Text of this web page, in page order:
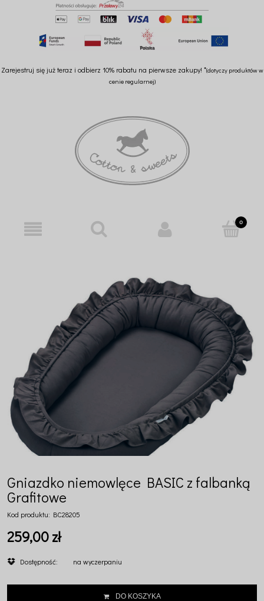
Zarejestruj się już teraz i odbierz 10% rabatu na pierwsze zakupy! *(dotyczy produktów w
cenie regularnej)
Gniazdko niemowlęce BASIC z falbanką
Grafitowe
Kod produktu: BC28205
259,00 zł
Dostępność: na wyczerpaniu
DO KOSZYKA